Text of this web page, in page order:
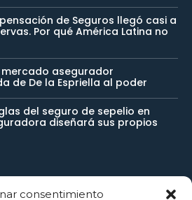
consentimiento
de Seguros llegó casi a
Por qué América Latina no
asegurador
de De la Espriella al poder
del seguro de sepelio en
diseñará sus propios